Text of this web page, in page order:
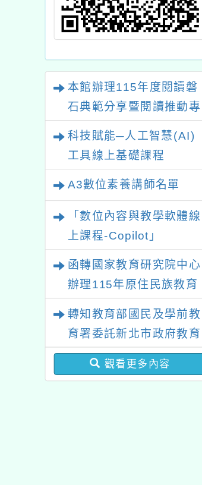
本館辦理115年度閱讀磐
石典範分享暨閱讀推動專
業研習
科技賦能─人工智慧(AI)
工具線上基礎課程
A3數位素養講師名單
「數位內容與教學軟體線
上課程-Copilot」
函轉國家教育研究院中心
辦理115年原住民族教育
轉知教育部國民及學前教
育署委託新北市政府教育
局辦理「115年度教師專
業成長研習實施計畫－夢
觀看更多內容